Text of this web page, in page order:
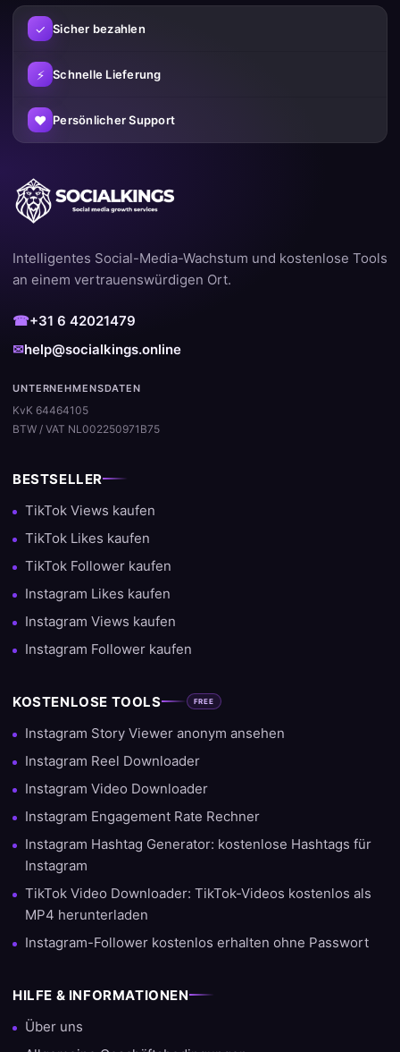
✓ Sicher bezahlen
⚡ Schnelle Lieferung
♥ Persönlicher Support
Intelligentes Social-Media-Wachstum und kostenlose Tools
an einem vertrauenswürdigen Ort.
☎+31 6 42021479
✉help@socialkings.online
UNTERNEHMENSDATEN
KvK 64464105
BTW / VAT NL002250971B75
BESTSELLER
TikTok Views kaufen
TikTok Likes kaufen
TikTok Follower kaufen
Instagram Likes kaufen
Instagram Views kaufen
Instagram Follower kaufen
KOSTENLOSE TOOLS FREE
Instagram Story Viewer anonym ansehen
Instagram Reel Downloader
Instagram Video Downloader
Instagram Engagement Rate Rechner
Instagram Hashtag Generator: kostenlose Hashtags für
Instagram
TikTok Video Downloader: TikTok-Videos kostenlos als
MP4 herunterladen
Instagram-Follower kostenlos erhalten ohne Passwort
HILFE & INFORMATIONEN
Über uns